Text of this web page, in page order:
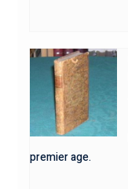
premier age.